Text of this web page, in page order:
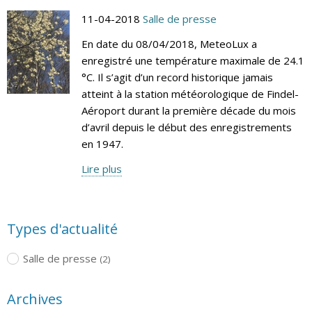
11-04-2018 Salle de presse
En date du 08/04/2018, MeteoLux a
enregistré une température maximale de 24.1
°C. Il s’agit d’un record historique jamais
atteint à la station météorologique de Findel-
Aéroport durant la première décade du mois
d’avril depuis le début des enregistrements
en 1947.
Lire plus
Types d'actualité
Salle de presse (2)
Archives